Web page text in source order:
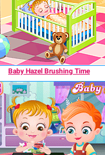
Baby Hazel Brushing Time